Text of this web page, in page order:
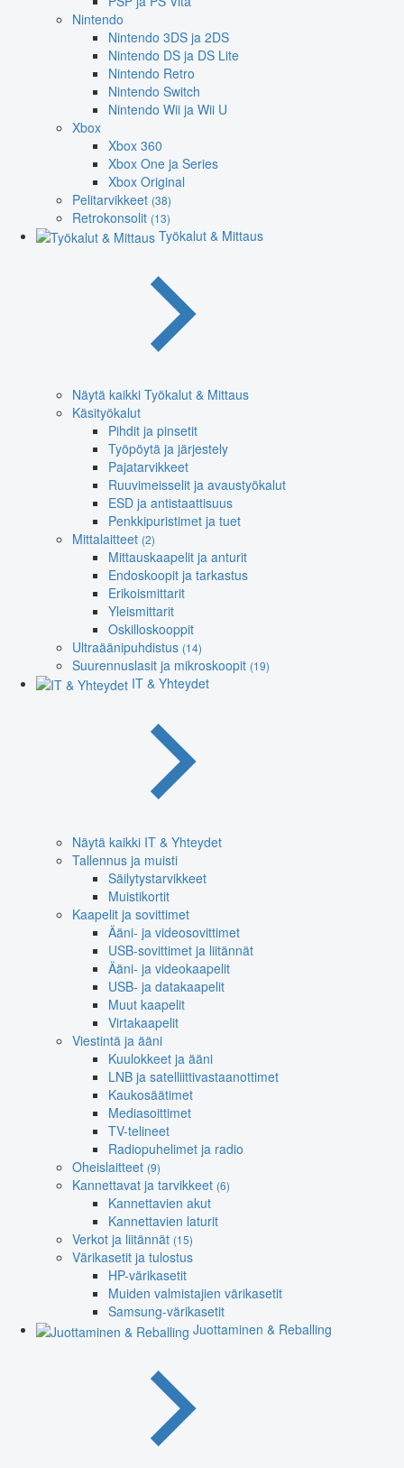
Nintendo
Nintendo 3DS ja 2DS
Nintendo DS ja DS Lite
Nintendo Retro
Nintendo Switch
Nintendo Wii ja Wii U
Xbox
Xbox 360
Xbox One ja Series
Xbox Original
Pelitarvikkeet (38)
Retrokonsolit (13)
Työkalut & Mittaus
Näytä kaikki Työkalut & Mittaus
Käsityökalut
Pihdit ja pinsetit
Työpöytä ja järjestely
Pajatarvikkeet
Ruuvimeisselit ja avaustyökalut
ESD ja antistaattisuus
Penkkipuristimet ja tuet
Mittalaitteet (2)
Mittauskaapelit ja anturit
Endoskoopit ja tarkastus
Erikoismittarit
Yleismittarit
Oskilloskooppit
Ultraäänipuhdistus (14)
Suurennuslasit ja mikroskoopit (19)
IT & Yhteydet
Näytä kaikki IT & Yhteydet
Tallennus ja muisti
Säilytystarvikkeet
Muistikortit
Kaapelit ja sovittimet
Ääni- ja videosovittimet
USB-sovittimet ja liitännät
Ääni- ja videokaapelit
USB- ja datakaapelit
Muut kaapelit
Virtakaapelit
Viestintä ja ääni
Kuulokkeet ja ääni
LNB ja satelliittivastaanottimet
Kaukosäätimet
Mediasoittimet
TV-telineet
Radiopuhelimet ja radio
Oheislaitteet (9)
Kannettavat ja tarvikkeet (6)
Kannettavien akut
Kannettavien laturit
Verkot ja liitännät (15)
Värikasetit ja tulostus
HP-värikasetit
Muiden valmistajien värikasetit
Samsung-värikasetit
Juottaminen & Reballing